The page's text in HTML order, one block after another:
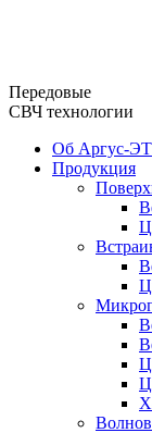
Передовые
СВЧ технологии
Об Аргус-ЭТ
Продукция